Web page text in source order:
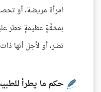
امرأة مريضة، أو
بمشقَّةٍ عظيمةٍ خطر
تضر، أو لأجل أنها
حكم ما يطرأ